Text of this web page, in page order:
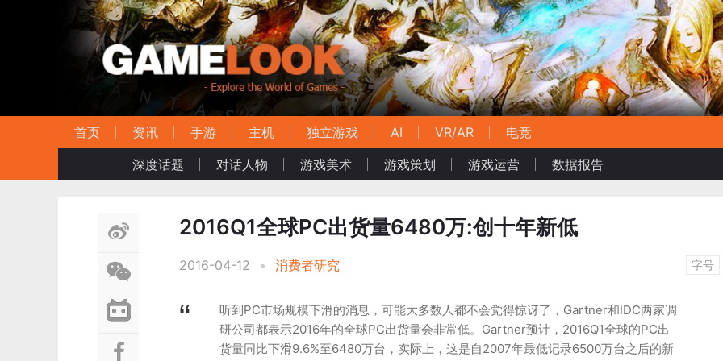
首页 资讯 手游 主机 独立游戏 AI VR/AR
电竞
深度话题
对话人物 游戏美术 游戏策划 游戏运营 数据报告
2016Q1全球PC出货量6480万:创十年新低
2016-04-12 • 消费者研究 字号
听到PC市场规模下滑的消息，可能大多数人都不会觉得惊讶了，Gartner和IDC两家调
研公司都表示2016年的全球PC出货量会非常低。Gartner预计，2016Q1全球的PC出
货量同比下滑9.6%至6480万台，实际上，这是自2007年最低记录6500万台之后的新